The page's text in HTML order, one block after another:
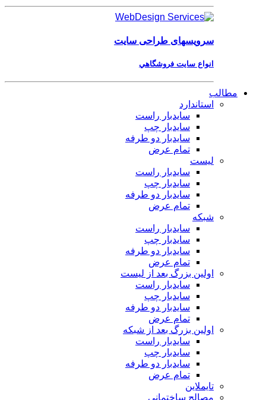
سرویسهای طراحی سایت
انواع سايت فروشگاهي
مطالب
استاندارد
سایدبار راست
سایدبار چپ
سایدبار دو طرفه
تمام عرض
لیست
سایدبار راست
سایدبار چپ
سایدبار دو طرفه
تمام عرض
شبکه
سایدبار راست
سایدبار چپ
سایدبار دو طرفه
تمام عرض
اولین بزرگ بعد از لیست
سایدبار راست
سایدبار چپ
سایدبار دو طرفه
تمام عرض
اولین بزرگ بعد از شبکه
سایدبار راست
سایدبار چپ
سایدبار دو طرفه
تمام عرض
تایملاین
مصالح ساختمانی